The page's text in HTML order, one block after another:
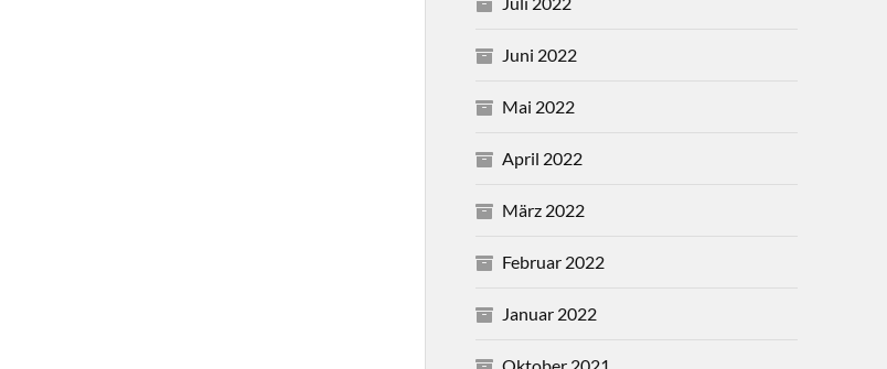
Juni 2022
Mai 2022
April 2022
März 2022
Februar 2022
Januar 2022